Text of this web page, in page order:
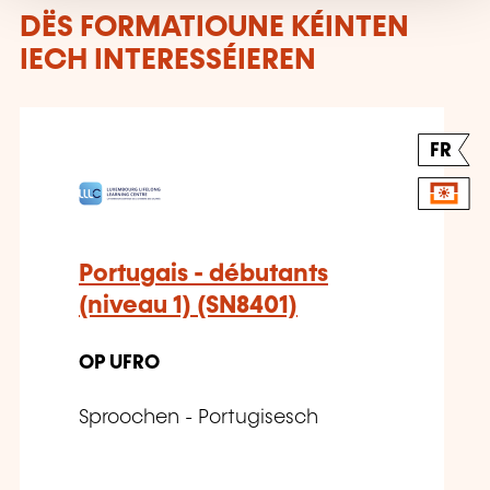
DËS FORMATIOUNE KÉINTEN
IECH INTERESSÉIEREN
FR
Portugais - débutants
(niveau 1) (SN8401)
OP UFRO
Sproochen - Portugisesch